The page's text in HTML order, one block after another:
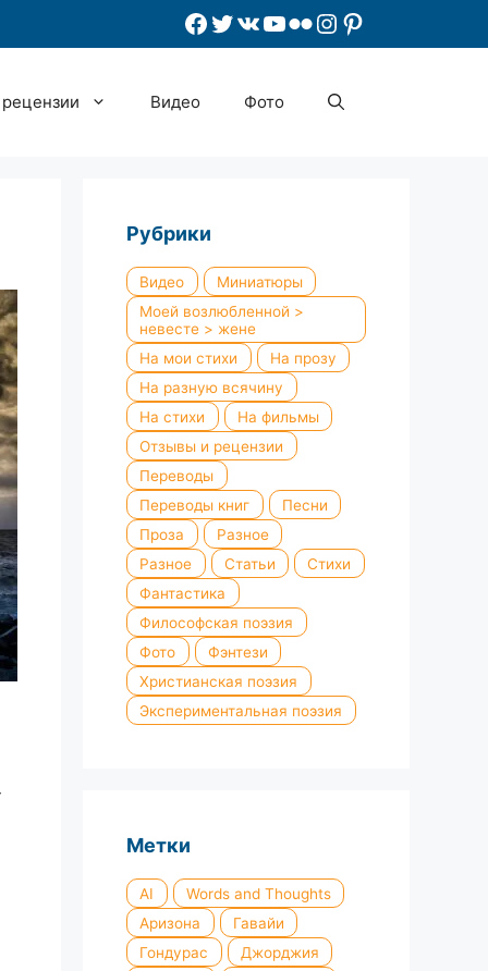
Facebook
Twitter
ВКонтакте
YouTube
Flickr
Instagram
Pinterest
Видео Фото
Рубрики
Видео
Миниатюры
Моей возлюбленной >
невесте > жене
На мои стихи
На прозу
На разную всячину
На стихи
На фильмы
Отзывы и рецензии
Переводы
Переводы книг
Песни
Проза
Разное
Разное
Статьи
Стихи
Фантастика
Философская поэзия
Фото
Фэнтези
Христианская поэзия
Экспериментальная поэзия
Метки
AI
Words and Thoughts
Аризона
Гавайи
Гондурас
Джорджия